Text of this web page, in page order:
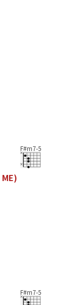
ME)
F#m7-5
F#m7-5